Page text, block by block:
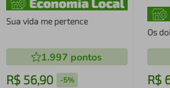
Sua vida me pertence
1.997 pontos
R$ 56,90 -5%
Os
R$